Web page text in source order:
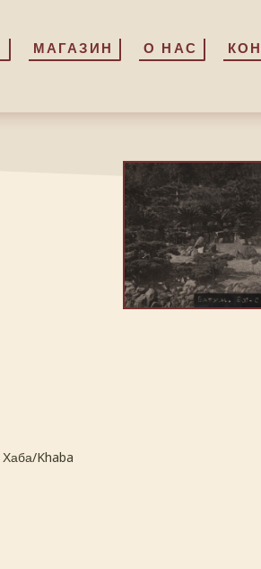
МАГАЗИН О НАС
МАГАЗИН О НАС
Хаба/Khaba